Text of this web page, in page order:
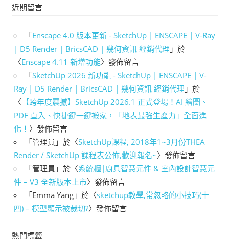
近期留言
「Enscape 4.0 版本更新 - SketchUp | ENSCAPE | V-Ray
| D5 Render | BricsCAD | 幾何資訊 經銷代理 」於
〈Enscape 4.11 新增功能〉發佈留言
「SketchUp 2026 新功能 - SketchUp | ENSCAPE | V-
Ray | D5 Render | BricsCAD | 幾何資訊 經銷代理 」於
〈 【跨年度震撼】SketchUp 2026.1 正式登場！AI 繪圖、
PDF 直入、快捷鍵一鍵搬家，「地表最強生產力」全面進
化！ 〉發佈留言
「管理員 」於〈SketchUp課程, 2018年1~3月份THEA
Render / SketchUp 課程表公佈,歡迎報名~〉發佈留言
「管理員 」於〈系統櫃|廚具智慧元件 & 室內設計智慧元
件 – V3 全新版本上市〉發佈留言
「Emma Yang 」於〈sketchup教學,常忽略的小技巧(十
四) – 模型顯示被裁切?〉發佈留言
熱門標籤